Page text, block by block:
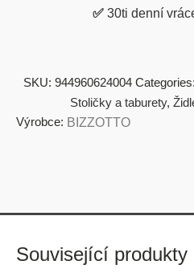
✅ 30ti denní
SKU: 944960624004 Categories:
Stoličky a taburety,
Výrobce: BIZZOTTO
Související produkty